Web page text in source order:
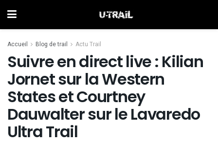
Accueil Blog de trail Actu Trail
Suivre en direct live : Kilian
Jornet sur la Western
States et Courtney
Dauwalter sur le Lavaredo
Ultra Trail